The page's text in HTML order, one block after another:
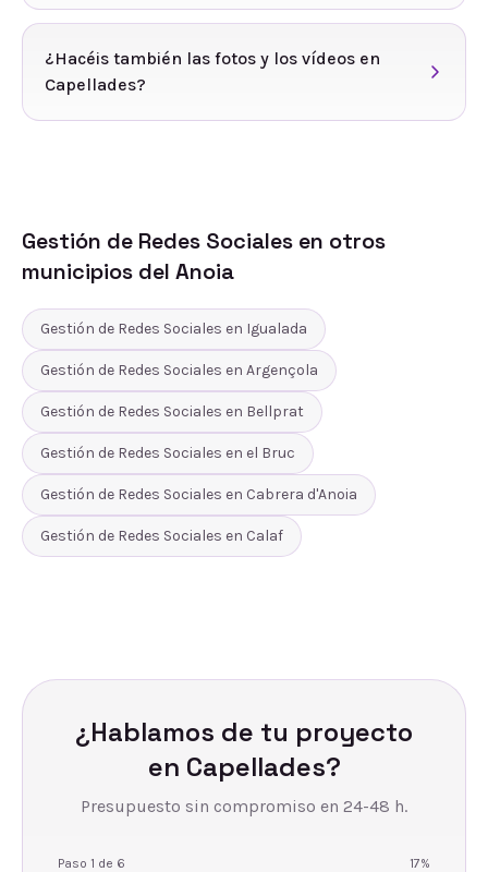
¿Hacéis también las fotos y los vídeos en
Capellades?
Gestión de Redes Sociales en otros
municipios del Anoia
Gestión de Redes Sociales en Igualada
Gestión de Redes Sociales en Argençola
Gestión de Redes Sociales en Bellprat
Gestión de Redes Sociales en el Bruc
Gestión de Redes Sociales en Cabrera d'Anoia
Gestión de Redes Sociales en Calaf
¿Hablamos de tu proyecto
en Capellades?
Presupuesto sin compromiso en 24-48 h.
Paso 1 de 6 17%